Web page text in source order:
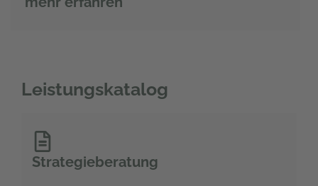
Leistungskatalog
Strategieberatung